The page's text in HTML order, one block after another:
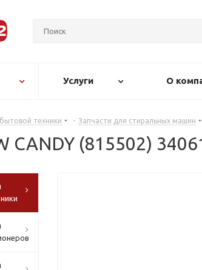
Услуги О
техники - Запчасти для стиральных машин
CANDY (815502)